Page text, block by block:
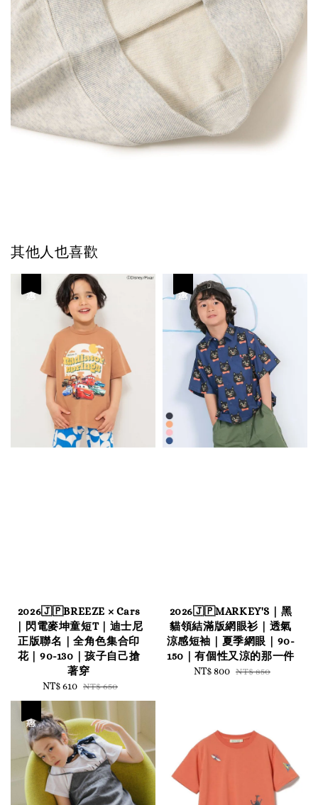
其他人也喜歡
2026🇯🇵BREEZE × Cars
｜閃電麥坤童短T｜迪士尼
正版聯名｜全角色集合印
花｜90-130｜孩子自己搶
著穿
Sale
price
NT$ 610 Regular
price
NT$ 650
2026🇯🇵MARKEY'S｜黑
貓領結滿版網眼衫｜透氣
涼感短袖｜夏季網眼｜90-
150｜有個性又涼的那一件
Sale
NT$ 800 Regular
NT$ 850